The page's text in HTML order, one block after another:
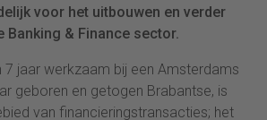
voor het uitbouwen en verder
Banking & Finance sector.
7 jaar werkzaam bij een Amsterdams
geboren en getogen Brabantse, is
van financieringstransacties; het